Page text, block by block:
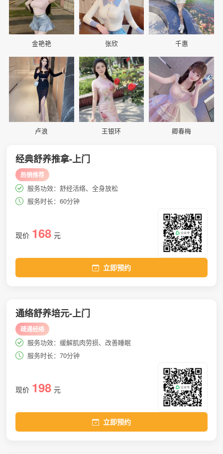
金艳艳 张欣 千惠
📷
卢浪
📷
王银环
📷
卿春梅
经典舒养推拿-上门
热销推荐
服务功效：舒经活络、全身放松
服务时长：60分钟
现价 168 元
立即预约
通络舒养培元-上门
疏通经络
服务功效：缓解肌肉劳损、改善睡眠
服务时长：70分钟
现价 198 元
立即预约